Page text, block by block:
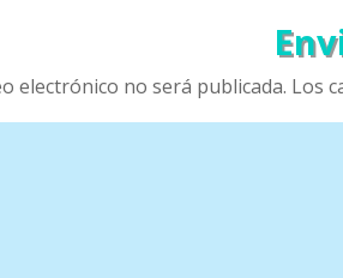
electrónico no será publicada. Los